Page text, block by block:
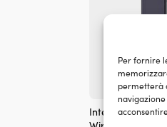
Per fornire
permetterà
Interruttore per